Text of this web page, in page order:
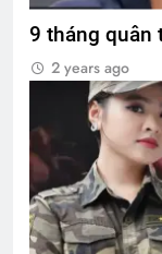
9 tháng quân
2 years ago